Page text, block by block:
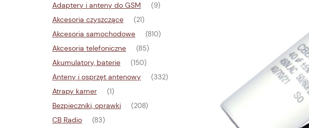
Adaptery i anteny do GSM (9)
Akcesoria czyszczące (21)
Akcesoria samochodowe (810)
Akcesoria telefoniczne (85)
Akumulatory, baterie (150)
Anteny i osprzęt antenowy (332)
Atrapy kamer (1)
Bezpieczniki, oprawki (208)
CB Radio (83)